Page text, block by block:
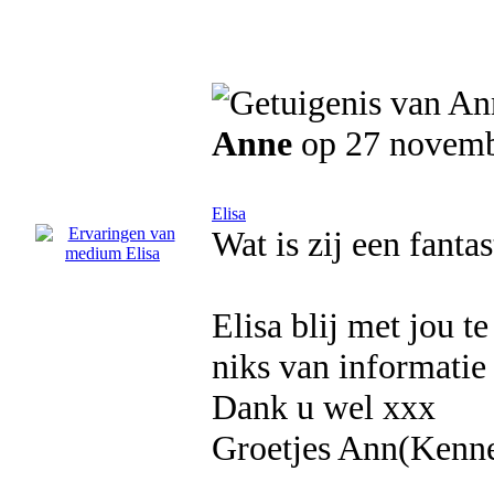
Anne op 27
Elisa
Wat is zij een
Elisa blij met jou te
niks van
Dank u wel xxx
Groetjes